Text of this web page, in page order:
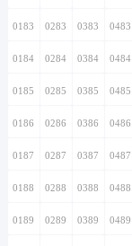
0183 0283 0383 0483
0184 0284 0384 0484
0185 0285 0385 0485
0186 0286 0386 0486
0187 0287 0387 0487
0188 0288 0388 0488
0189 0289 0389 0489